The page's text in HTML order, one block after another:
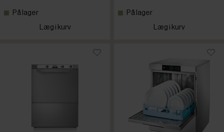
På lager
Læg i kurv
På lager
Læg i kurv